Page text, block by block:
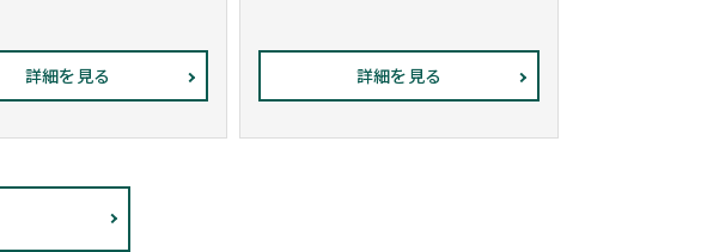
詳細を見る 詳細を見る